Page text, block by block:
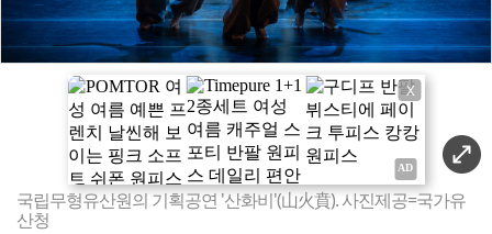
X
국립무형유산원의 기획공연 '산화비'(山火賁). 사진제공=국가유
산청